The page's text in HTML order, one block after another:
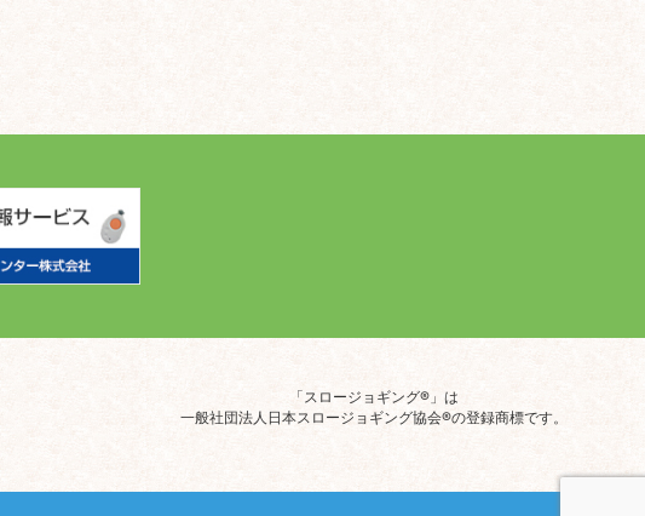
「スロージョギング®」は
一般社団法人日本スロージョギング協会®の登録商標です。